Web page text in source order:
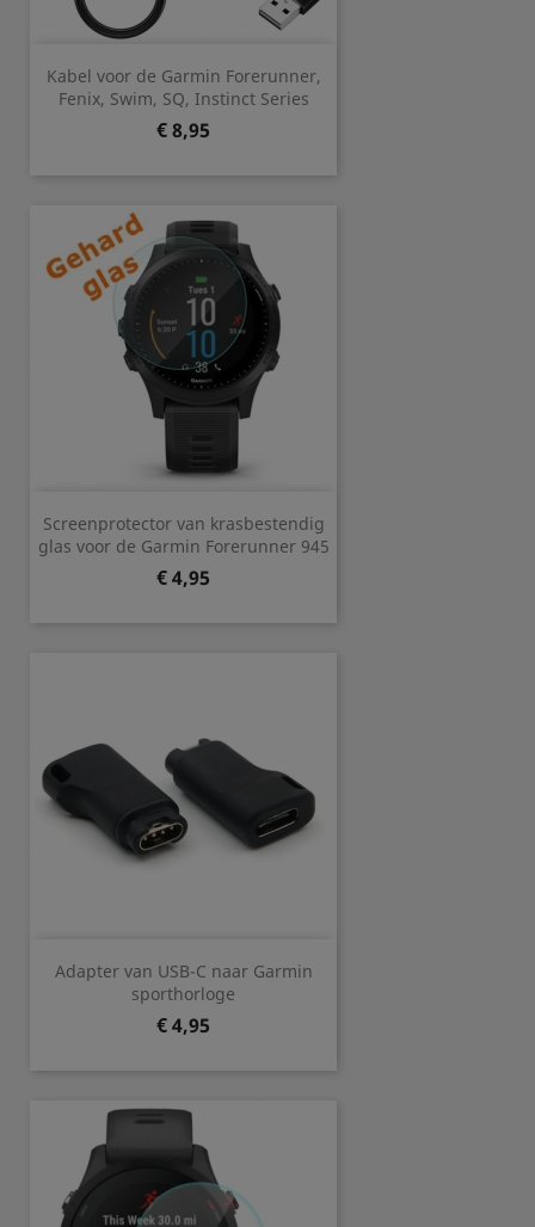
Kabel voor de Garmin Forerunner,
Fenix, Swim, SQ, Instinct Series
Prijs
€ 8,95
Screenprotector van krasbestendig
glas voor de Garmin Forerunner 945
Prijs
€ 4,95
Adapter van USB-C naar Garmin
sporthorloge
Prijs
€ 4,95